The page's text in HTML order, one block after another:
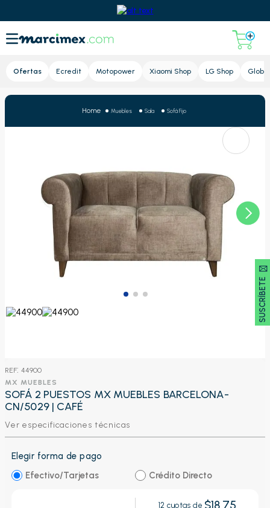
Ofertas Ecredit Motopower Xiaomi Shop LG Shop Global
SUSCRÍBETE 🖂
Muebles Sala Sofá Fijo
: 44900
MX MUEBLES
SOFÁ 2 PUESTOS MX MUEBLES BARCELONA-
CN/5029 | CAFÉ
Ver especificaciones técnicas
Elegir forma de pago
Efectivo/Tarjetas
Crédito Directo
12 cuotas de